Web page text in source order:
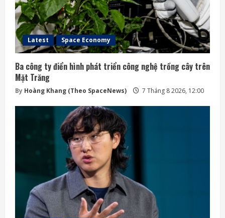
Latest Space Economy
Ba công ty điển hình phát triển công nghệ trồng cây trên
Mặt Trăng
By Hoàng Khang (Theo SpaceNews) 7 Tháng 8 2026, 12:00